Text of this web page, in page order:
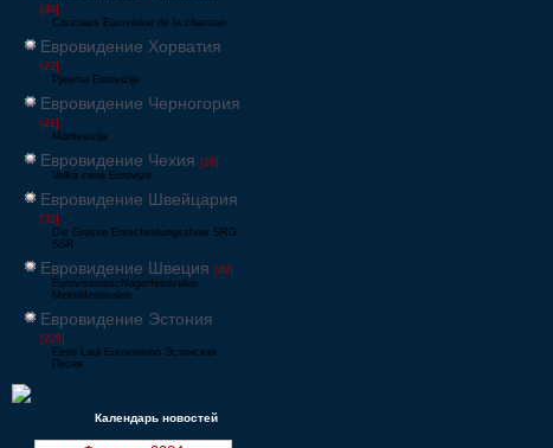
[49]
Concours Eurovision de la chanson
Евровидение Хорватия
[22]
Pjesma Eurovizije
Евровидение Черногория
[21]
Montevizija
Евровидение Чехия [26]
Velká cena Eurovize
Евровидение Швейцария
[35]
Die Grosse Entscheidungsshow SRG
SSR
Евровидение Швеция [48]
Eurovisionsschlagerfestivalen
Melodifestivalen
Евровидение Эстония
[226]
Eesti Laul Eurovisioon Эстонская
Песня
Календарь новостей